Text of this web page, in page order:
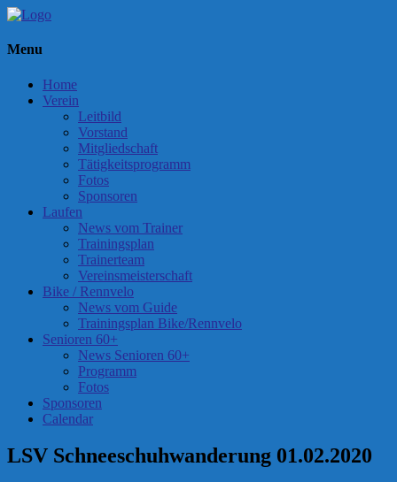
Menu
Home
Verein
Leitbild
Vorstand
Mitgliedschaft
Tätigkeitsprogramm
Fotos
Sponsoren
Laufen
News vom Trainer
Trainingsplan
Trainerteam
Vereinsmeisterschaft
Bike / Rennvelo
News vom Guide
Trainingsplan Bike/Rennvelo
Senioren 60+
News Senioren 60+
Programm
Fotos
Sponsoren
Calendar
LSV Schneeschuhwanderung 01.02.2020